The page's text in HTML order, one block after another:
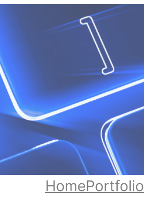
HomePortfolio